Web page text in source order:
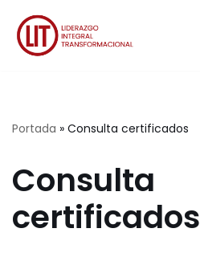
Saltar
Portada » Consulta certificados
Consulta
certificados